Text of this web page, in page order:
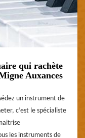
qui rachète
Auxances
un instrument de
c’est le spécialiste
les instruments de